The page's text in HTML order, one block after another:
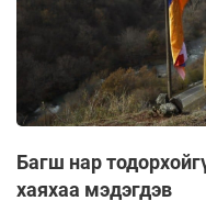
Багш нар
хаяхаа мэдэгдэв